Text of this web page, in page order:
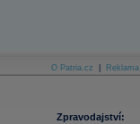
O Patria.cz Reklama
Zpravodajství: